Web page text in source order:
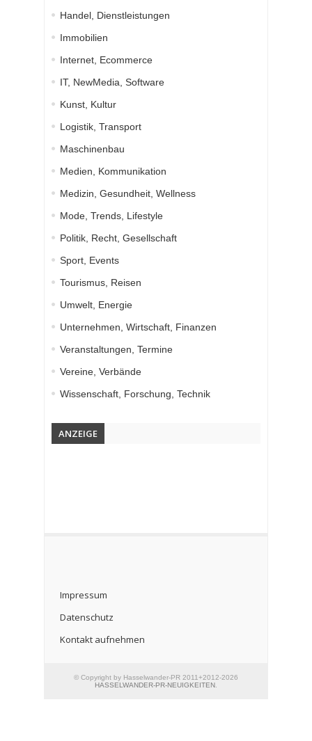
Handel, Dienstleistungen
Immobilien
Internet, Ecommerce
IT, NewMedia, Software
Kunst, Kultur
Logistik, Transport
Maschinenbau
Medien, Kommunikation
Medizin, Gesundheit, Wellness
Mode, Trends, Lifestyle
Politik, Recht, Gesellschaft
Sport, Events
Tourismus, Reisen
Umwelt, Energie
Unternehmen, Wirtschaft, Finanzen
Veranstaltungen, Termine
Vereine, Verbände
Wissenschaft, Forschung, Technik
ANZEIGE
Impressum
Datenschutz
Kontakt aufnehmen
© Copyright by Hasselwander-PR 2011+2012-2026
HASSELWANDER-PR-NEUIGKEITEN.